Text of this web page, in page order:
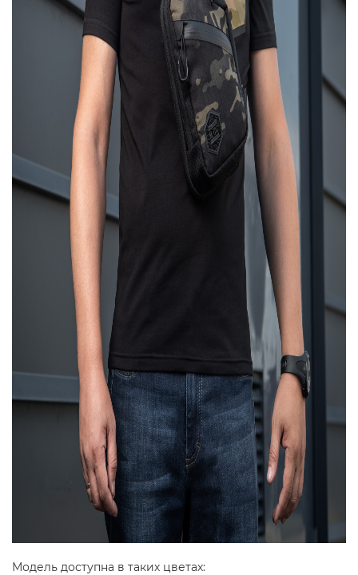
Модель доступна в таких цветах: